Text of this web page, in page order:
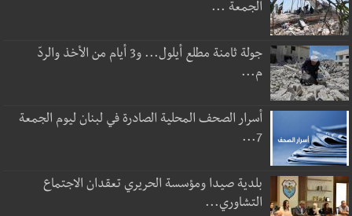
الجمعة ...
جولة ثامنة مطلع أيلول... و3 أيام من الأخذ والردّ
م...
أسرار الصحف المحلية الصادرة في لبنان ليوم الجمعة
7...
بلدية صيدا ومؤسسة الحريري تعقدان الاجتماع
التشاوري...